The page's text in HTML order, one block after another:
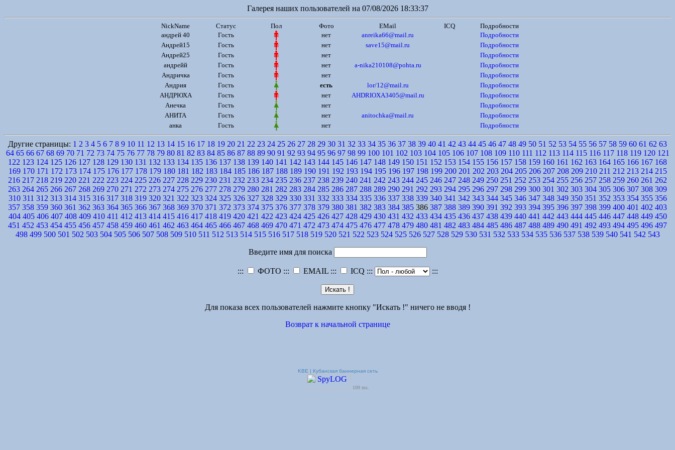
Галерея наших пользователей на 07/08/2026 18:33:37
NickName Статус Пол Фото EMail ICQ
Подробности
андрей 40
Гость нет anreika66@mail.ru
Подробности
Андрей15
Гость нет save15@mail.ru
Подробности
Андрей25
Гость нет
Подробности
андрейй
Гость нет a-nika210108@pohta.ru
Подробности
Андричка
Гость нет
Подробности
Андрия
Гость есть lor/12@mail.ru
Подробности
АНДРЮХА
Гость нет AHDRIOXA3405@mail.ru
Подробности
Анечка
Гость нет
Подробности
АНИТА
Гость нет anitochka@mail.ru
Подробности
анка
Гость нет Подробности
Другие страницы: 1 2 3 4 5 6 7 8 9 10 11 12 13 14 15 16 17 18 19 20 21 22 23 24 25 26 27 28 29 30 31 32 33 34 35 36 37 38 39 40 41 42 43 44 45 46 47 48 49 50 51 52 53 54 55 56 57 58 59 60 61 62 63
64 65 66 67 68 69 70 71 72 73 74 75 76 77 78 79 80 81 82 83 84 85 86 87 88 89 90 91 92 93 94 95 96 97 98 99 100 101 102 103 104 105 106 107 108 109 110 111 112 113 114 115 116 117 118 119 120 121
122 123 124 125 126 127 128 129 130 131 132 133 134 135 136 137 138 139 140 141 142 143 144 145 146 147 148 149 150 151 152 153 154 155 156 157 158 159 160 161 162 163 164 165 166 167 168
169 170 171 172 173 174 175 176 177 178 179 180 181 182 183 184 185 186 187 188 189 190 191 192 193 194 195 196 197 198 199 200 201 202 203 204 205 206 207 208 209 210 211 212 213 214 215
216 217 218 219 220 221 222 223 224 225 226 227 228 229 230 231 232 233 234 235 236 237 238 239 240 241 242 243 244 245 246 247 248 249 250 251 252 253 254 255 256 257 258 259 260 261 262
263 264 265 266 267 268 269 270 271 272 273 274 275 276 277 278 279 280 281 282 283 284 285 286 287 288 289 290 291 292 293 294 295 296 297 298 299 300 301 302 303 304 305 306 307 308 309
310 311 312 313 314 315 316 317 318 319 320 321 322 323 324 325 326 327 328 329 330 331 332 333 334 335 336 337 338 339 340 341 342 343 344 345 346 347 348 349 350 351 352 353 354 355 356
357 358 359 360 361 362 363 364 365 366 367 368 369 370 371 372 373 374 375 376 377 378 379 380 381 382 383 384 385 386 387 388 389 390 391 392 393 394 395 396 397 398 399 400 401 402 403
404 405 406 407 408 409 410 411 412 413 414 415 416 417 418 419 420 421 422 423 424 425 426 427 428 429 430 431 432 433 434 435 436 437 438 439 440 441 442 443 444 445 446 447 448 449 450
451 452 453 454 455 456 457 458 459 460 461 462 463 464 465 466 467 468 469 470 471 472 473 474 475 476 477 478 479 480 481 482 483 484 485 486 487 488 489 490 491 492 493 494 495 496 497
498 499 500 501 502 503 504 505 506 507 508 509 510 511 512 513 514 515 516 517 518 519 520 521 522 523 524 525 526 527 528 529 530 531 532 533 534 535 536 537 538 539 540 541 542 543
Введите имя для поиска
::: ФОТО ::: EMAIL ::: ICQ ::: :::
Для показа всех пользователей нажмите кнопку "Искать !" ничего не вводя !
Возврат к начальной странице
KBE | Кубанская баннерная сеть
109 ms.